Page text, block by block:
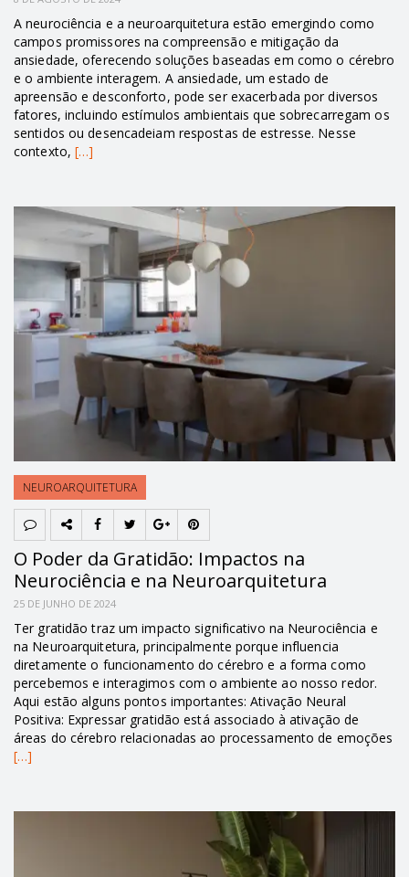
A neurociência e a neuroarquitetura estão emergindo como
campos promissores na compreensão e mitigação da
ansiedade, oferecendo soluções baseadas em como o cérebro
e o ambiente interagem. A ansiedade, um estado de
apreensão e desconforto, pode ser exacerbada por diversos
fatores, incluindo estímulos ambientais que sobrecarregam os
sentidos ou desencadeiam respostas de estresse. Nesse
contexto,[…]
NEUROARQUITETURA
O Poder da Gratidão: Impactos na
Neurociência e na Neuroarquitetura
25 DE JUNHO DE 2024
Ter gratidão traz um impacto significativo na Neurociência e
na Neuroarquitetura, principalmente porque influencia
diretamente o funcionamento do cérebro e a forma como
percebemos e interagimos com o ambiente ao nosso redor.
Aqui estão alguns pontos importantes: Ativação Neural
Positiva: Expressar gratidão está associado à ativação de
áreas do cérebro relacionadas ao processamento de emoções
[…]